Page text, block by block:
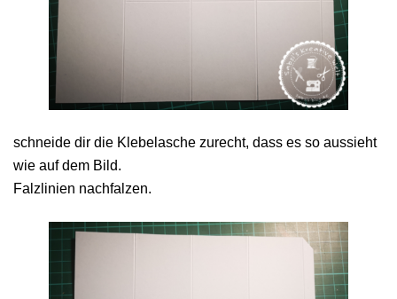
schneide dir die Klebelasche zurecht, dass es so aussieht
wie auf dem Bild.
Falzlinien nachfalzen.